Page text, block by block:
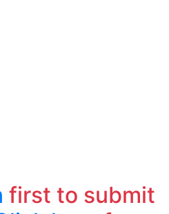
first to submit